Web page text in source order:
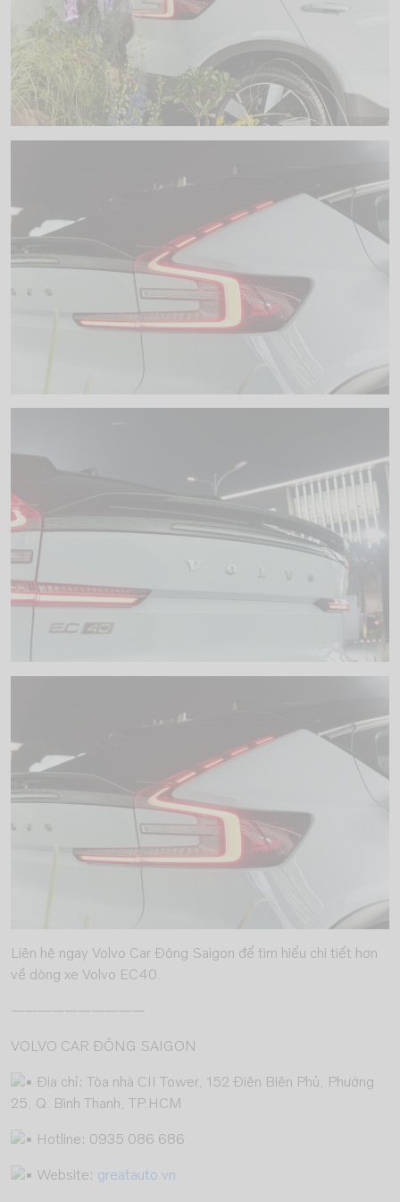
Liên hệ ngay Volvo Car Đông Saigon để tìm hiểu chi tiết hơn
về dòng xe Volvo EC40.
——————————
VOLVO CAR ĐÔNG SAIGON
Địa chỉ: Tòa nhà CII Tower, 152 Điện Biên Phủ, Phường
25, Q. Bình Thạnh, TP.HCM
Hotline: 0935 086 686
Website: greatauto.vn